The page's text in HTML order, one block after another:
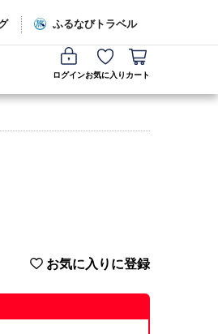
ふるなびトラベル
ログインお気に入り カート
お気に入りに登録